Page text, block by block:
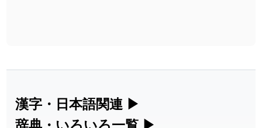
漢字・日本語関連 ▶
辞典・いろいろ一覧 ▶